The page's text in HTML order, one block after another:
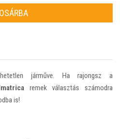
járműve. Ha rajongsz a
remek választás számodra
is!